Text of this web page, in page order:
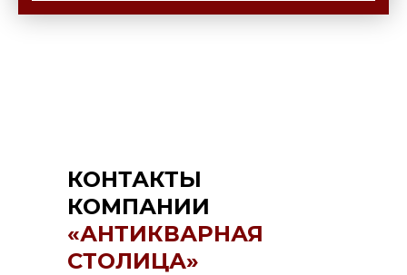
КОНТАКТЫ
КОМПАНИИ
«АНТИКВАРНАЯ
СТОЛИЦА»